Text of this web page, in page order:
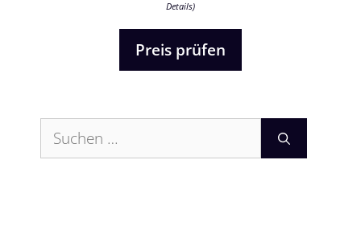
Details)
Preis prüfen
Suchen
nach: